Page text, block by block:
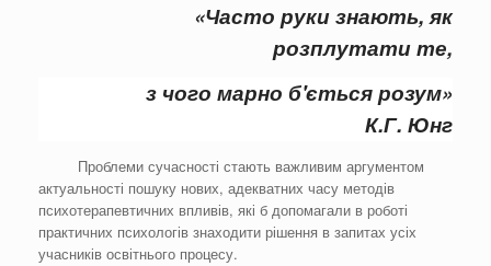
«Часто руки знають, як
розплутати те,
з чого марно б'ється розум»
К.Г. Юнг
Проблеми сучасності стають важливим аргументом
актуальності пошуку нових, адекватних часу методів
психотерапевтичних впливів, які б допомагали в роботі
практичних психологів знаходити рішення в запитах усіх
учасників освітнього процесу.